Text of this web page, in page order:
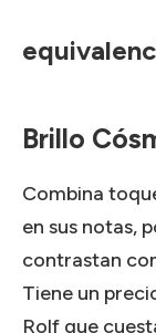
Brillo
Combina
en sus notas,
contrastan
Tiene un
Rolf que